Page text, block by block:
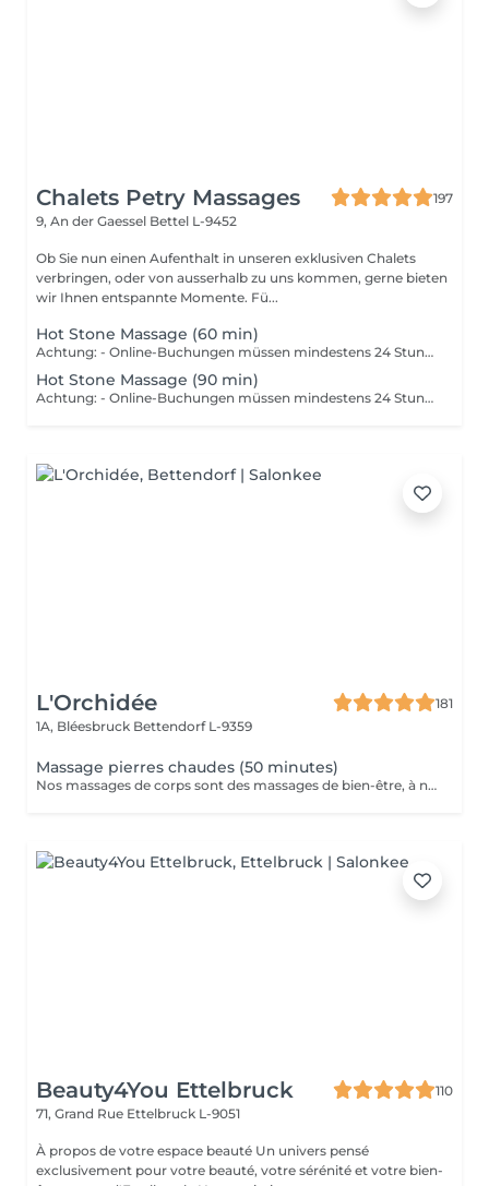
Chalets Petry Massages
197
9, An der Gaessel Bettel L-9452
Ob Sie nun einen Aufenthalt in unseren exklusiven Chalets
verbringen, oder von ausserhalb zu uns kommen, gerne bieten
wir Ihnen entspannte Momente. Fü...
Hot Stone Massage (60 min)
Achtung: - Online-Buchungen müssen mindestens 24 Stunden im Voraus getätigt werden. - Sollten Sie gerne weniger als 24 Stunden im Voraus eine Massage buchen, dann wählen Sie bitte die Nummer +49 173 390 20 62. - Sollten Sie die Massage absagen müssen, bitten wir Sie dies mindestens 24 Stunden im Voraus zu tun, da wir ansonsten 70 % des Preises der Massage berechnen müssen. - Mitarbeiter und Zeiten können nach Absprache mit Ihnen geändert werden. Die Kombination von Massagetechniken und warmen Öl und der Anwendung der warmen Steine auf Ihrem Körper kann zu einer tiefen Entspannung im ganzen Körper führen. Gleichzeitig werden Akupunkturpunkte stimuliert und Muskeltriggerpunkte entspannt.
Hot Stone Massage (90 min)
Achtung: - Online-Buchungen müssen mindestens 24 Stunden im Voraus getätigt werden. - Sollten Sie gerne weniger als 24 Stunden im Voraus eine Massage buchen, dann wählen Sie bitte die Nummer +49 173 390 20 62. - Sollten Sie die Massage absagen müssen, bitten wir Sie dies mindestens 24 Stunden im Voraus zu tun, da wir ansonsten 70 % des Preises der Massage berechnen müssen. - Mitarbeiter und Zeiten können nach Absprache mit Ihnen geändert werden. Die Kombination von Massagetechniken und warmen Öl und der Anwendung der warmen Steine auf Ihrem Körper kann zu einer tiefen Entspannung im ganzen Körper führen. Gleichzeitig werden Akupunkturpunkte stimuliert und Muskeltriggerpunkte entspannt.
L'Orchidée
181
1A, Bléesbruck Bettendorf L-9359
Massage pierres chaudes (50 minutes)
Nos massages de corps sont des massages de bien-être, à ne pas confondre avec les massages médicaux.
Beauty4You Ettelbruck
110
71, Grand Rue Ettelbruck L-9051
À propos de votre espace beauté Un univers pensé
exclusivement pour votre beauté, votre sérénité et votre bien-